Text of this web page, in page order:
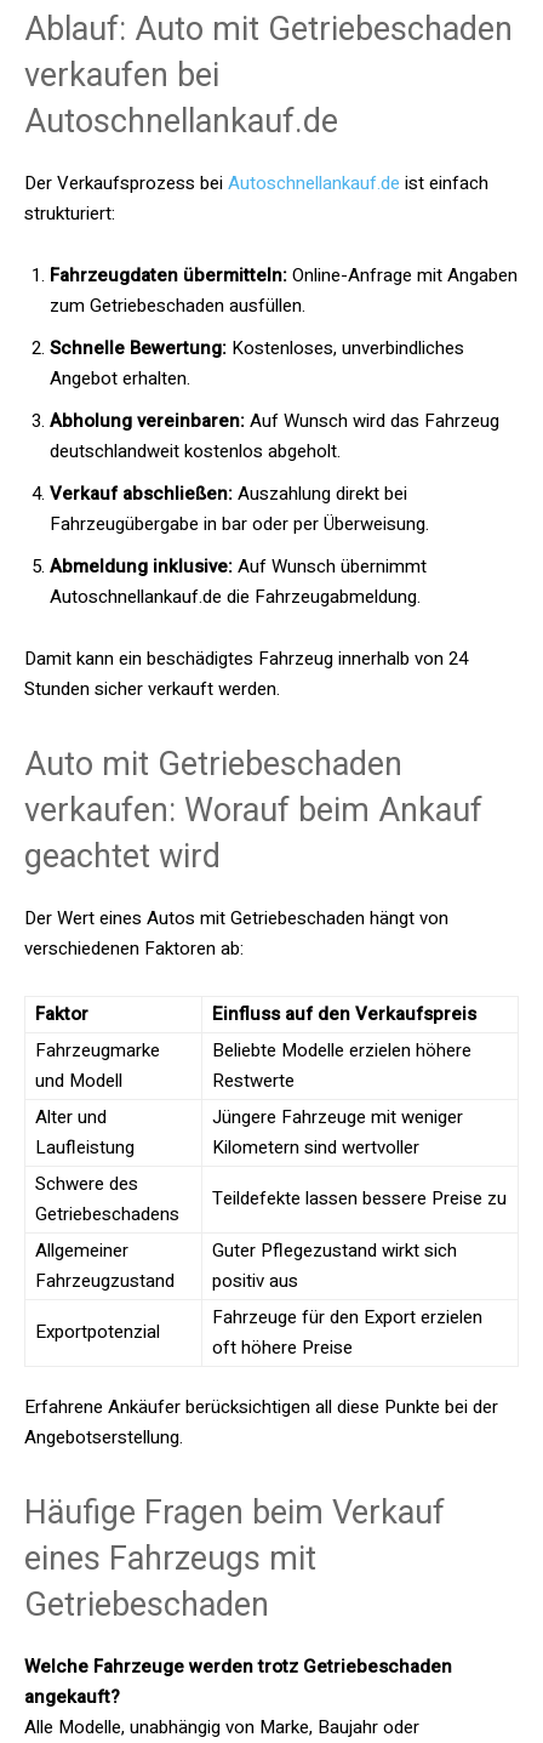
Ablauf: Auto mit Getriebeschaden
verkaufen bei
Autoschnellankauf.de
Der Verkaufsprozess beiAutoschnellankauf.de ist einfach
strukturiert:
Fahrzeugdaten übermitteln:Online-Anfrage mit Angaben
zum Getriebeschaden ausfüllen.
Schnelle Bewertung: Kostenloses, unverbindliches
Angebot erhalten.
Abholung vereinbaren:Auf Wunsch wird das Fahrzeug
deutschlandweit kostenlos abgeholt.
Verkauf abschließen:Auszahlung direkt bei
Fahrzeugübergabe in bar oder per Überweisung.
Abmeldung inklusive:Auf Wunsch übernimmt
Autoschnellankauf.de die Fahrzeugabmeldung.
Damit kann ein beschädigtes Fahrzeug innerhalb von 24
Stunden sicher verkauft werden.
Auto mit Getriebeschaden
verkaufen: Worauf beim Ankauf
geachtet wird
Der Wert eines Autos mit Getriebeschaden hängt von
verschiedenen Faktoren ab:
Faktor
Einfluss auf den Verkaufspreis
Fahrzeugmarke
und Modell
Beliebte Modelle erzielen höhere
Restwerte
Alter und
Laufleistung
Jüngere Fahrzeuge mit weniger
Kilometern sind wertvoller
Schwere des
Getriebeschadens
Teildefekte lassen bessere Preise zu
Allgemeiner
Fahrzeugzustand
Guter Pflegezustand wirkt sich
positiv aus
Exportpotenzial
Fahrzeuge für den Export erzielen
oft höhere Preise
Erfahrene Ankäufer berücksichtigen all diese Punkte bei der
Angebotserstellung.
Häufige Fragen beim Verkauf
eines Fahrzeugs mit
Getriebeschaden
Welche Fahrzeuge werden trotz Getriebeschaden
angekauft?
Alle Modelle, unabhängig von Marke, Baujahr oder